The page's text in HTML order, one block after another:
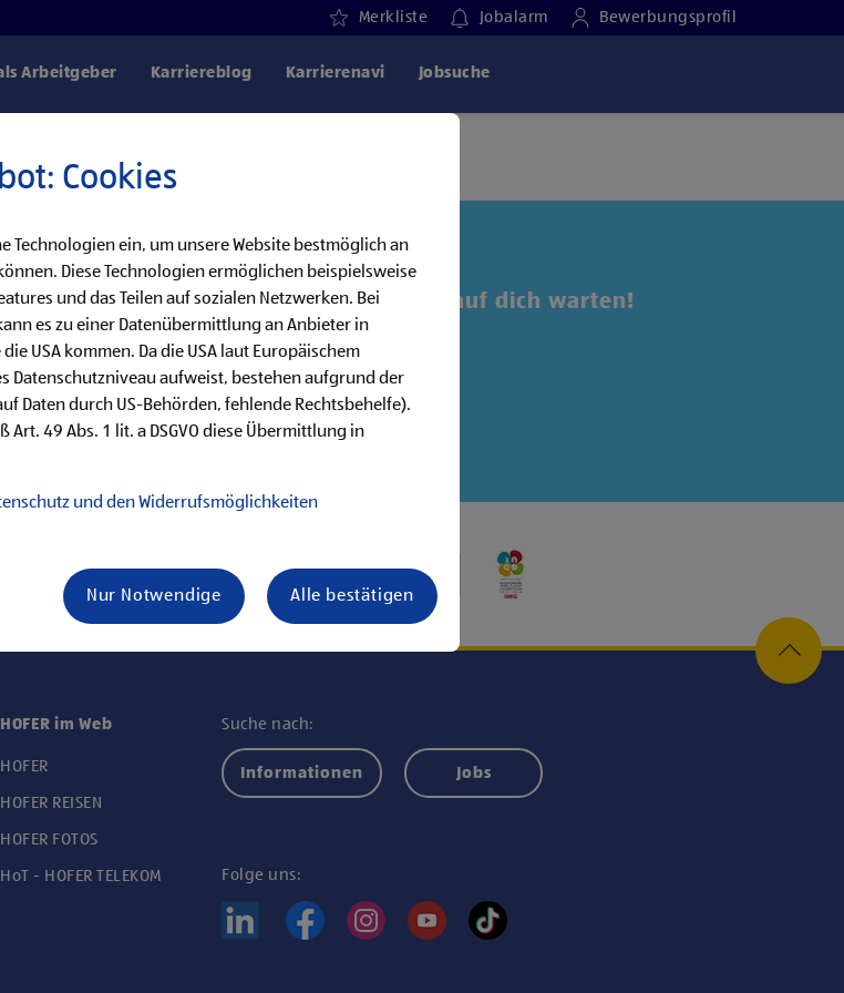
Merkliste Jobalarm Bewerbungsprofil
als Arbeitgeber Karriereblog Karrierenavi Jobsuche
aber wir haben noch weitere Jobs, die auf dich warten!
Danke für dein Interesse!
oder abonniere deinen persönlichen Jobalarm:
Jobalarm
HOFER im Web
HOFER
HOFER REISEN
HOFER FOTOS
HoT - HOFER TELEKOM
Suche nach:
Informationen Jobs
Folge uns:
Cookies
Technologien ein, um unsere Website bestmöglich an
Diese Technologien ermöglichen beispielsweise
und das Teilen auf sozialen Netzwerken. Bei
es zu einer Datenübermittlung an Anbieter in
USA kommen. Da die USA laut Europäischem
Datenschutzniveau aufweist, bestehen aufgrund der
Daten durch US-Behörden, fehlende Rechtsbehelfe).
49 Abs. 1 lit. a DSGVO diese Übermittlung in
und den Widerrufsmöglichkeiten
Nur Notwendige Alle bestätigen